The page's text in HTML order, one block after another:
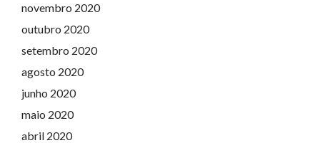
novembro 2020
outubro 2020
setembro 2020
agosto 2020
junho 2020
maio 2020
abril 2020